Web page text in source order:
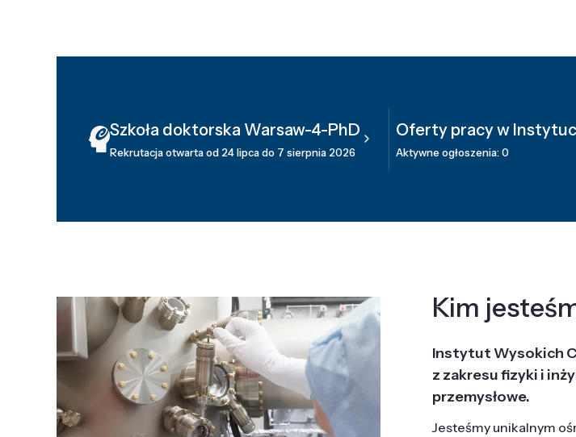
Szkoła doktorska Warsaw-4-PhD
Rekrutacja otwarta od 24 lipca do 7 sierpnia 2026
Oferty pracy w
Aktywne ogłoszenia: 0
Kim
Instytut Wysokich
z zakresu fizyki i
przemysłowe.
Jesteśmy unikalnym